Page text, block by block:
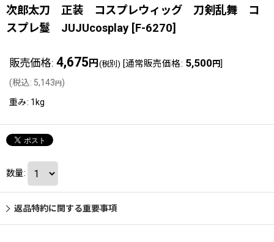
次郎太刀 正装 コスプレウィッグ 刀剣乱舞 コ
スプレ鬘 JUJUcosplay [F-6270]
販売価格: 4,675 円 (税別) [通常販売価格: 5,500 円]
(税込: 5,143円)
重み: 1kg
数量:
返品特約に関する重要事項